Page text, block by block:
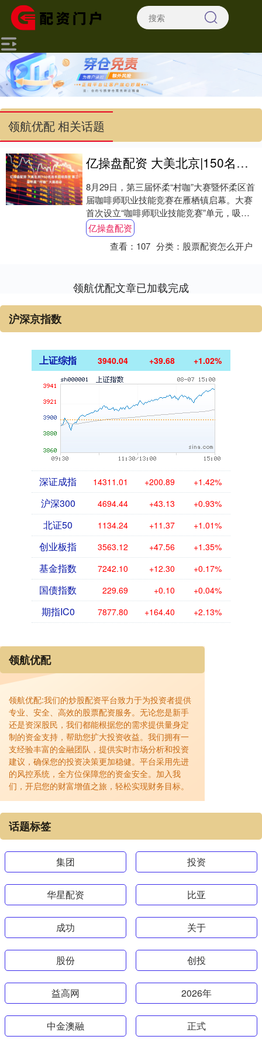
领航优配 相关话题
亿操盘配资 大美北京|150名选手同场竞技 第三届怀柔“村咖”大赛启动
8月29日，第三届怀柔“村咖”大赛暨怀柔区首
届咖啡师职业技能竞赛在雁栖镇启幕。大赛
首次设立“咖啡师职业技能竞赛”单元，吸引
了咖啡制作、销售及文化推广等多个领域
近....
亿操盘配资
查看： 107 分类： 股票配资怎么开户
领航优配文章已加载完成
沪深京指数
上证综指 3940.04 +39.68 +1.02%
深证成指 14311.01 +200.89 +1.42%
沪深300 4694.44 +43.13 +0.93%
北证50 1134.24 +11.37 +1.01%
创业板指 3563.12 +47.56 +1.35%
基金指数 7242.10 +12.30 +0.17%
国债指数 229.69 +0.10 +0.04%
期指IC0 7877.80 +164.40 +2.13%
领航优配
领航优配:我们的炒股配资平台致力于为投资者提供
专业、安全、高效的股票配资服务。无论您是新手
还是资深股民，我们都能根据您的需求提供量身定
制的资金支持，帮助您扩大投资收益。我们拥有一
支经验丰富的金融团队，提供实时市场分析和投资
建议，确保您的投资决策更加稳健。平台采用先进
的风控系统，全方位保障您的资金安全。加入我
们，开启您的财富增值之旅，轻松实现财务目标。
话题标签
集团 投资
华星配资 比亚
成功 关于
股份 创投
益高网 2026年
中金澳融 正式